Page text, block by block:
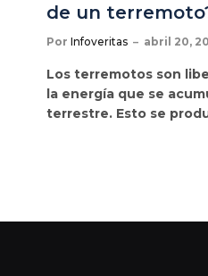
de un
Por Infoveritas abril 20,
Los terremotos son
la energía que se
terrestre. Esto se